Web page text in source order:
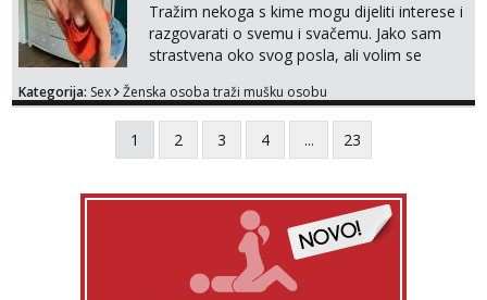
Tražim nekoga s kime mogu dijeliti interese i
razgovarati o svemu i svačemu. Jako sam
strastvena oko svog posla, ali volim se
Voljela bi naci nekoga pa da se nemoram
samo s prijateljima opustati ;) Klikni na link
ispod i nadji me tamo, cekam te!
Kategorija: Sex Ženska osoba traži mušku osobu
1 2 3 4 ... 23